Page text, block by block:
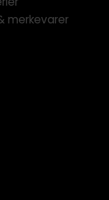
merkevarer